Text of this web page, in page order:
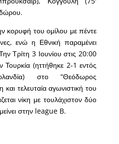
κορυφή του ομίλου με πέντε
ενώ η Εθνική παραμένει
Τρίτη 3 Ιουνίου στις 20:00
Τουρκία (ηττήθηκε 2-1 εντός
στο “Θεόδωρος
και τελευταία αγωνιστική του
νίκη με τουλάχιστον δύο
στην league B.